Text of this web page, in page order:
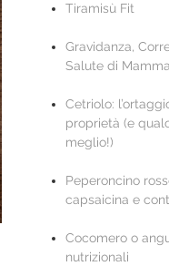
Tiramisù Fit
Gravidanza,
Salute di
Cetriolo:
proprietà (e
meglio!)
Peperoncino
capsaicina e
Cocomero o
nutrizionali